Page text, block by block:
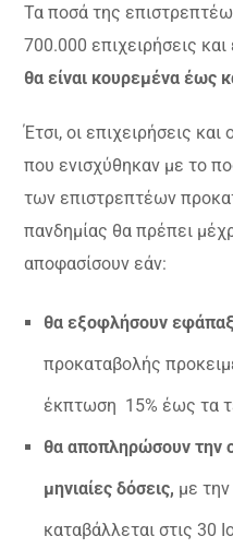
Τα ποσά της
700.000 επιχειρήσεις
θα είναι κουρεμένα έως
Έτσι, οι επιχειρήσεις
που ενισχύθηκαν με το
των επιστρεπτέων
πανδημίας θα πρέπει
αποφασίσουν εάν:
θα εξοφλήσουν εφάπαξ
προκαταβολής
έκπτωση 15% έως τα
θα αποπληρώσουν την
μηνιαίες δόσεις, με
καταβάλλεται στις 30